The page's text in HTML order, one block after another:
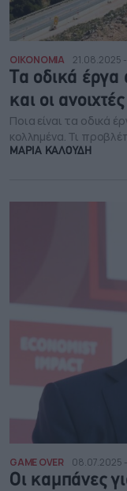
ΟΙΚΟΝΟΜΙΑ 21.08.2025
Τα οδικά
και οι
Ποια είναι τα οδικά
κολλημένα. Τι
ΜΑΡΙΑ ΚΑΛΟΥΔΗ
GAME OVER 08.07.2025
Οι καμπάνες